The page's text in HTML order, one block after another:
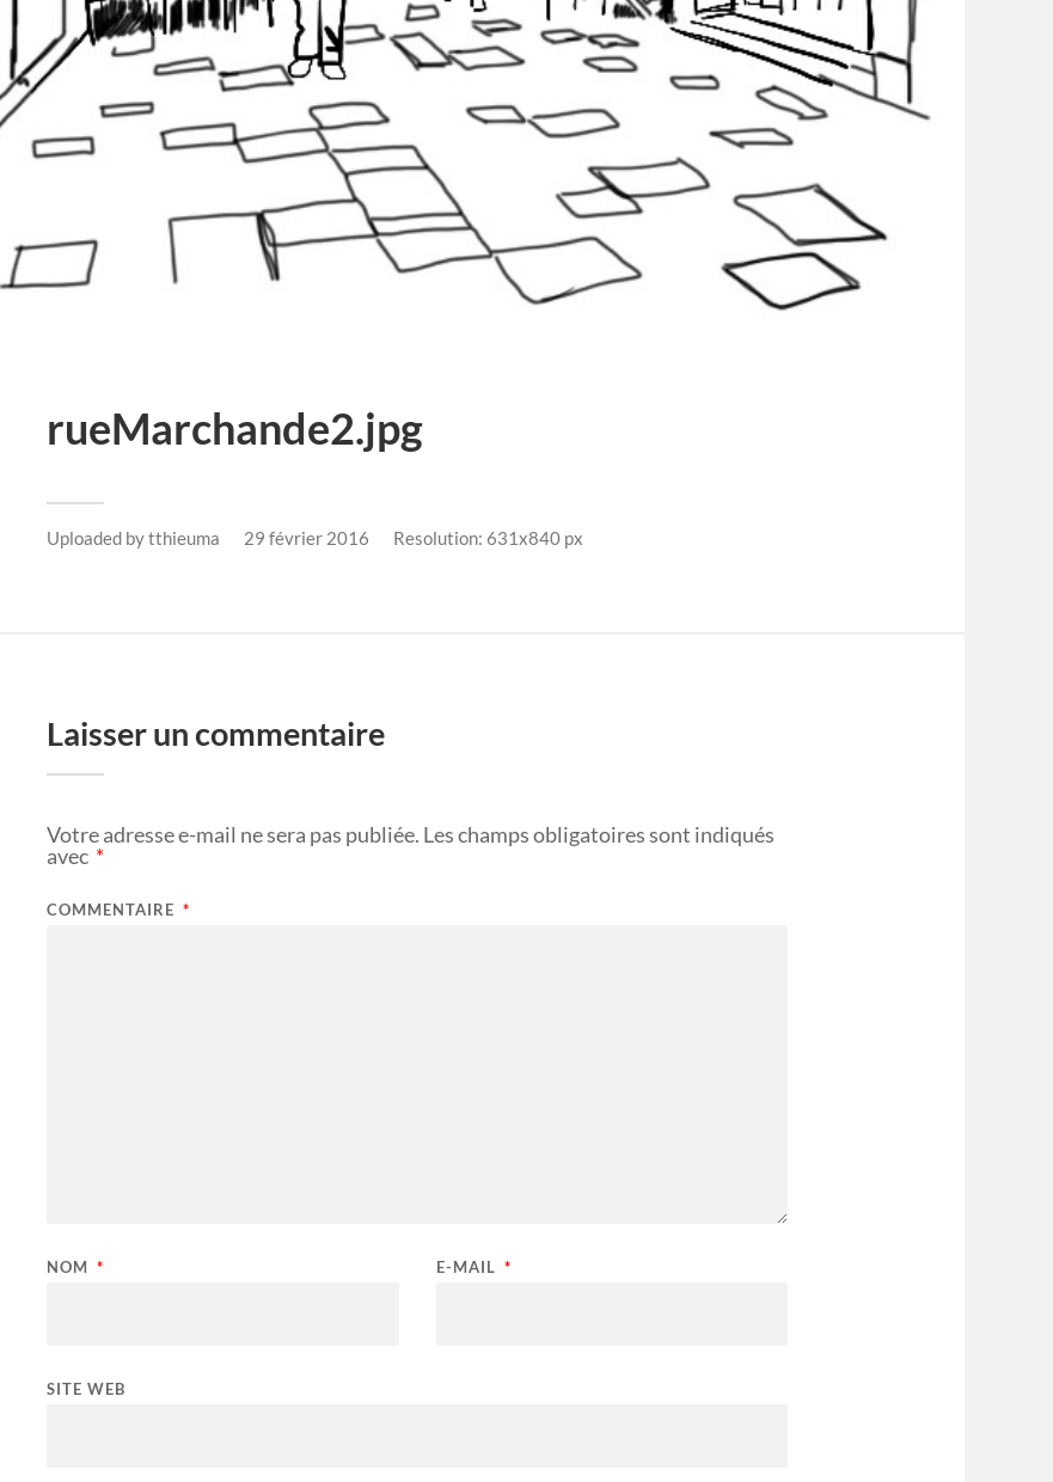
rueMarchande2.jpg
Uploaded bytthieuma 29 février 2016 Resolution: 631x840 px
Laisser un commentaire
Votre adresse e-mail ne sera pas publiée. Les champs obligatoires sont indiqués
avec *
COMMENTAIRE *
NOM * E-MAIL *
SITE WEB